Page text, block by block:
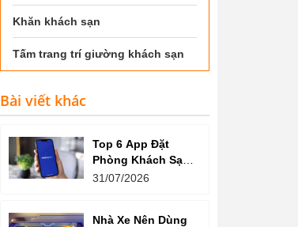
Khăn khách sạn
Tấm trang trí giường khách sạn
Bài viết khác
Top 6 App Đặt
Phòng Khách Sạn
Giá Tốt, Nhiều Ưu
31/07/2026
Nhà Xe Nên Dùng